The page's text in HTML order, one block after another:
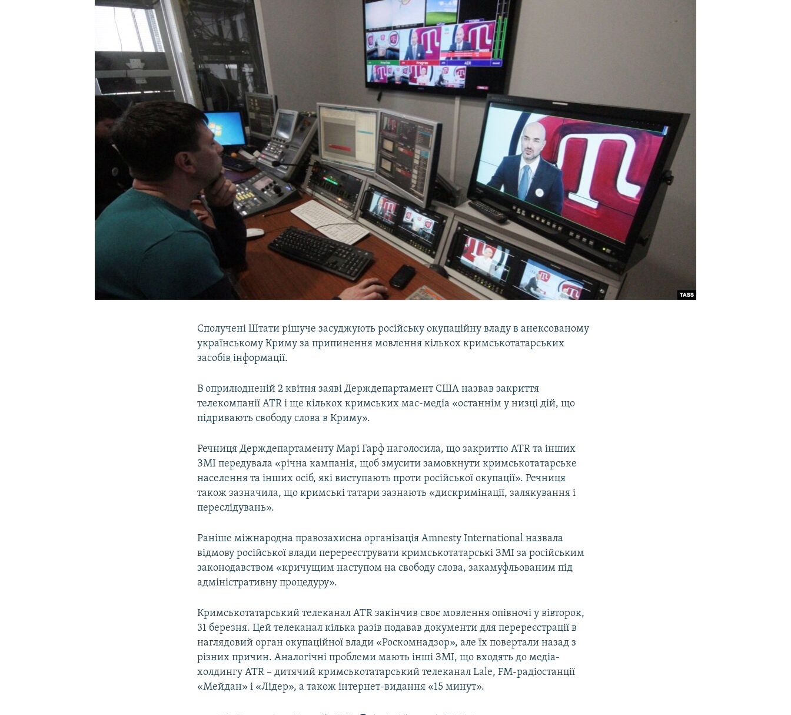
УКРАЇНСЬКА ПРОБЛЕМА КРИМУ
Сполучені Штати рішуче засуджують російську окупаційну владу в анексованому
українському Криму за припинення мовлення кількох кримськотатарських
засобів інформації.
В оприлюдненій 2 квітня заяві Держдепартамент США назвав закриття
телекомпанії ATR і ще кількох кримських мас-медіа «останнім у низці дій, що
підривають свободу слова в Криму».
Речниця Держдепартаменту Марі Гарф наголосила, що закриттю ATR та інших
ЗМІ передувала «річна кампанія, щоб змусити замовкнути кримськотатарське
населення та інших осіб, які виступають проти російської окупації». Речниця
також зазначила, що кримські татари зазнають «дискримінації, залякування і
переслідувань».
Раніше міжнародна правозахисна організація Amnesty International назвала
відмову російської влади перереєструвати кримськотатарські ЗМІ за російським
законодавством «кричущим наступом на свободу слова, закамуфльованим під
адміністративну процедуру».
Кримськотатарський телеканал ATR закінчив своє мовлення опівночі у вівторок,
31 березня. Цей телеканал кілька разів подавав документи для перереєстрації в
наглядовий орган окупаційної влади «Роскомнадзор», але їх повертали назад з
різних причин. Аналогічні проблеми мають інші ЗМІ, що входять до медіа-
холдингу ATR – дитячий кримськотатарський телеканал Lale, FM-радіостанції
«Мейдан» і «Лідер», а також інтернет-видання «15 минут».